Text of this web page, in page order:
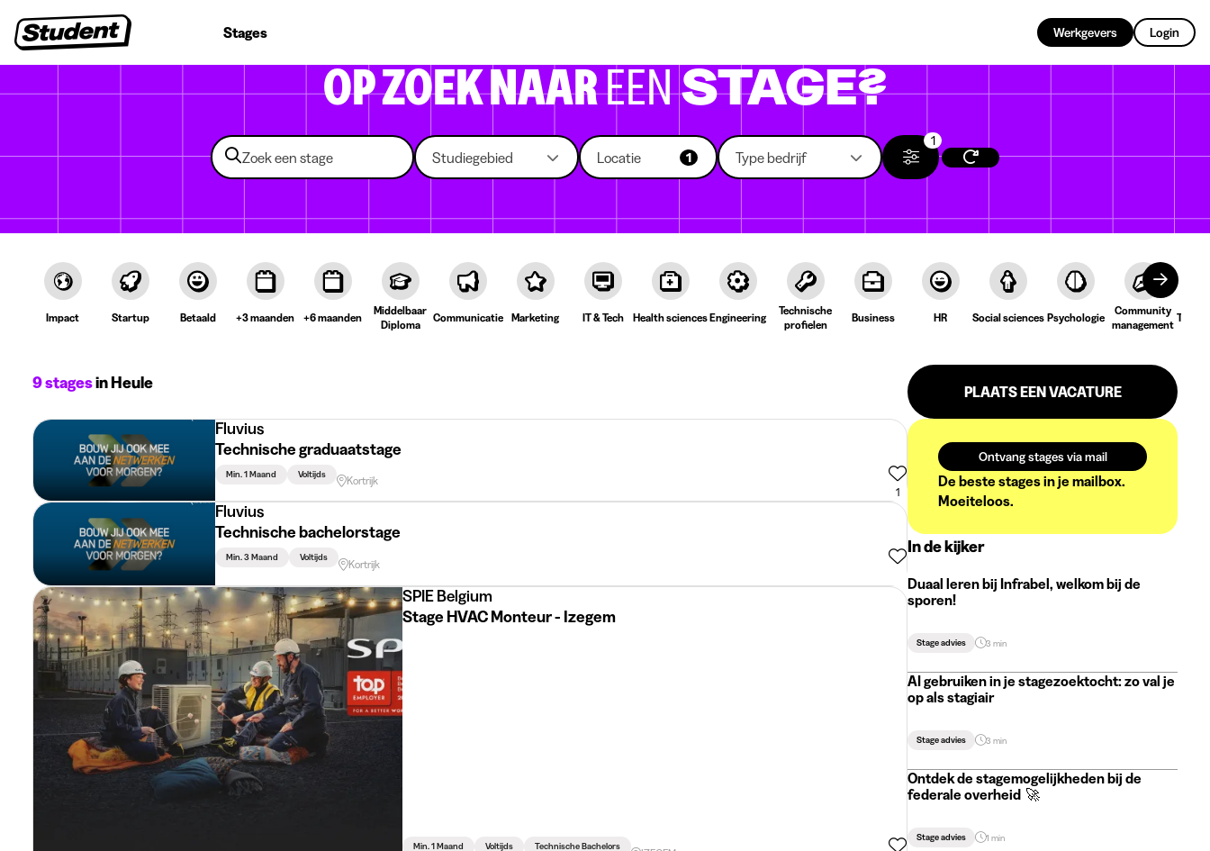
Stages Werkgevers Login
OP ZOEK NAAREENSTAGE?
Studiegebied Locatie 1 Type bedrijf
1
Impact Startup Betaald +3 maanden +6 maanden
Middelbaar
Diploma
Communicatie Marketing IT & Tech Health sciencesEngineering
Technische
profielen
Business HR Social sciences Psychologie
Community
management
Taal &
9 stagesin Heule
Fluvius
Technische graduaatstage
Min. 1 Maand Voltijds
Kortrijk
1
Fluvius
Technische bachelorstage
Min. 3 Maand Voltijds
Kortrijk
SPIE Belgium
Stage HVAC Monteur - Izegem
Min. 1 Maand Voltijds Technische Bachelors
PLAATS EEN VACATURE
Ontvang stages via mail
De beste stages in je mailbox.
Moeiteloos.
In de kijker
Duaal leren bij Infrabel, welkom bij de
sporen!
Stage advies 3 min
AI gebruiken in je stagezoektocht: zo val je
op als stagiair
Stage advies 3 min
Ontdek de stagemogelijkheden bij de
federale overheid 🚀
Stage advies 1 min